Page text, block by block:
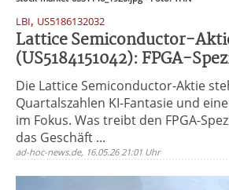
LBI, US5186132032
Lattice Semiconductor-
(US5184151042): FPGA-
Die Lattice Semiconductor-Aktie
Quartalszahlen KI-Fantasie und
im Fokus. Was treibt den FPGA-
das Geschäft ...
ad-hoc-news.de, 16.05.26 21:01 Uhr